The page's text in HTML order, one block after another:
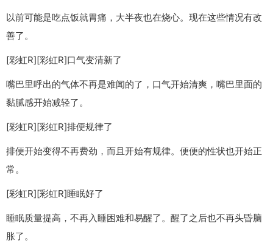
以前可能是吃点饭就胃痛，大半夜也在烧心。现在这些情况有改
善了。
[彩虹R][彩虹R]口气变清新了
嘴巴里呼出的气体不再是难闻的了，口气开始清爽，嘴巴里面的
黏腻感开始减轻了。
[彩虹R][彩虹R]排便规律了
排便开始变得不再费劲，而且开始有规律。便便的性状也开始正
常。
[彩虹R][彩虹R]睡眠好了
睡眠质量提高，不再入睡困难和易醒了。醒了之后也不再头昏脑
胀了。